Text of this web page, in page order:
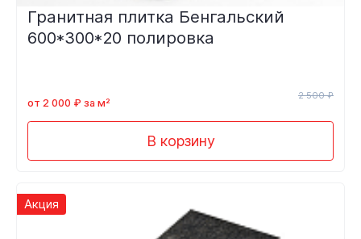
Гранитная плитка Бенгальский
600*300*20 полировка
от 2 000 ₽ за м²
2 500 ₽
В корзину
Акция